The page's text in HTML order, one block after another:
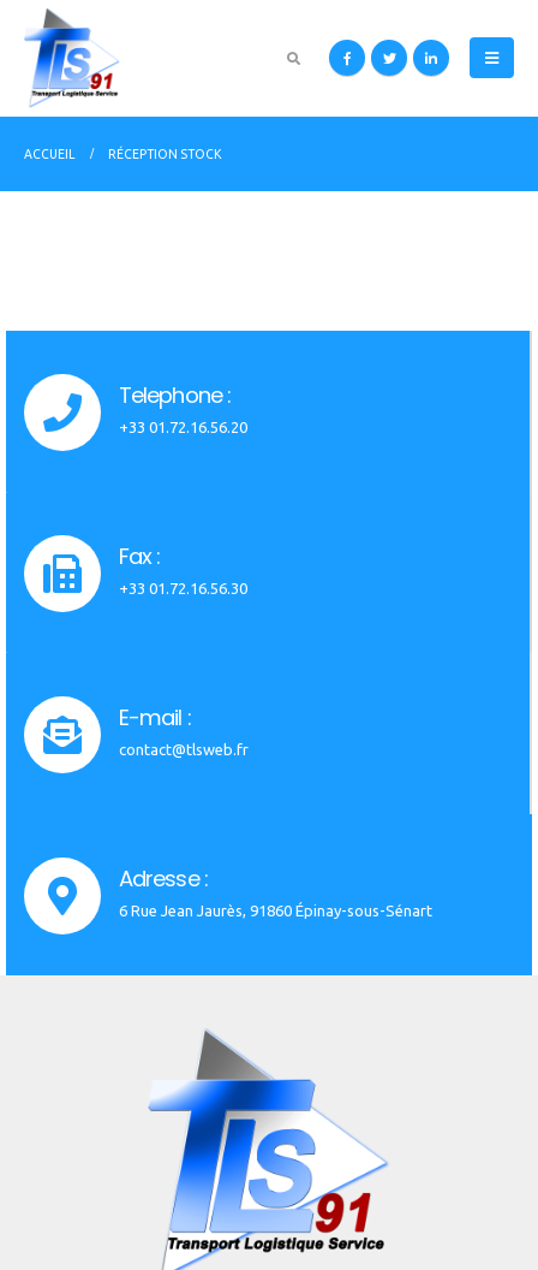
ACCUEIL RÉCEPTION STOCK
Telephone :
+33 01.72.16.56.20
Fax :
+33 01.72.16.56.30
E-mail :
contact@tlsweb.fr
Adresse :
6 Rue Jean Jaurès, 91860 Épinay-sous-Sénart